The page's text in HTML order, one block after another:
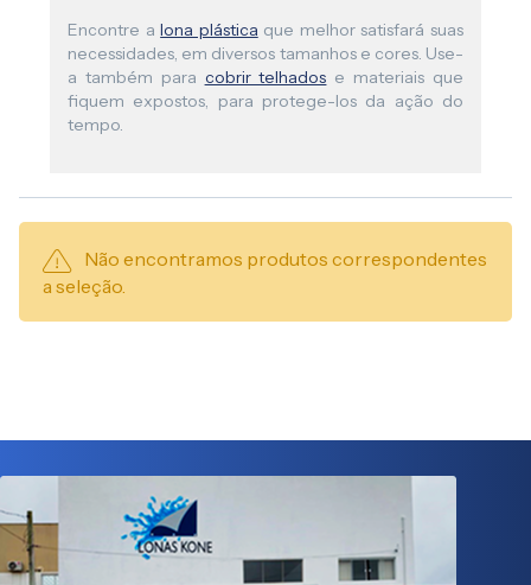
Encontre alona plástica que melhor satisfará suas
necessidades, em diversos tamanhos e cores. Use-
a também para cobrir telhados e materiais que
fiquem expostos, para protege-los da ação do
tempo.
Não encontramos produtos correspondentes
a seleção.